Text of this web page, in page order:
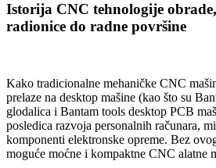
Istorija CNC tehnologije
radionice do radne površine
Kako tradicionalne mehaničke CNC
prelaze na desktop mašine (kao što su
glodalica i Bantam tools desktop PCB
posledica razvoja personalnih računara,
komponenti elektronske opreme. Bez
moguće moćne i kompaktne CNC alatne